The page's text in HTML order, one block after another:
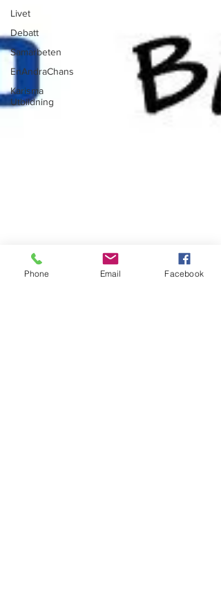
Livet
Debatt
Samarbeten
EnAndraChans
Karisma
Utbildning
Phone Email Facebook